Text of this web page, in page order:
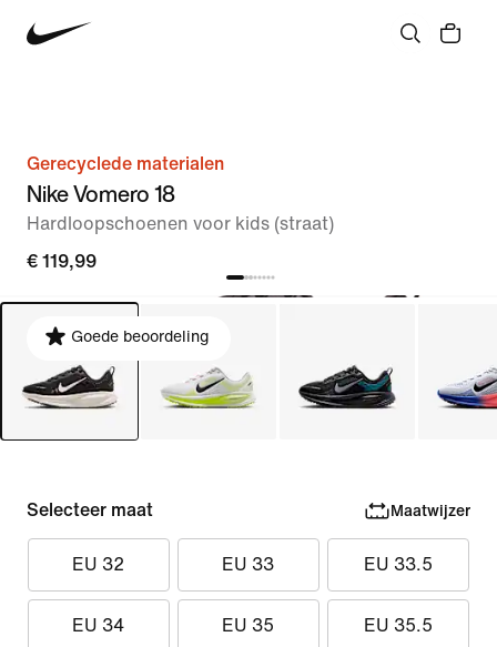
Gerecyclede materialen
Nike Vomero 18
Hardloopschoenen voor kids (straat)
€ 119,99
Goede beoordeling
Selecteer maat Maatwijzer
EU 32 EU 33 EU 33.5
EU 34 EU 35 EU 35.5